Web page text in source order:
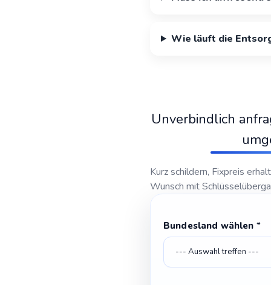
Wie läuft die
Unverbindlich
Kurz schildern, Fixpreis
Wunsch mit
Bundesland wählen *
a
c